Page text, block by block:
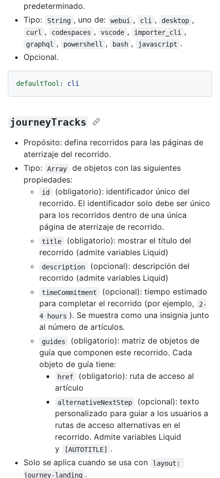
predeterminado.
Tipo:
String , uno de: webui , cli , desktop ,
curl , codespaces , vscode , importer_cli ,
graphql , powershell , bash , javascript .
Opcional.
defaultTool: cli
journeyTracks
Propósito: defina recorridos para las páginas de
aterrizaje del recorrido.
Tipo:
Array
de objetos con las siguientes
propiedades:
id
(obligatorio): identificador único del
recorrido. El identificador solo debe ser único
para los recorridos dentro de una única
página de aterrizaje de recorrido.
title
(obligatorio): mostrar el título del
recorrido (admite variables Liquid)
description
(opcional): descripción del
recorrido (admite variables Liquid)
timeCommitment
(opcional): tiempo estimado
para completar el recorrido (por ejemplo,
2-
4 hours ). Se muestra como una insignia junto
al número de artículos.
guides
(obligatorio): matriz de objetos de
guía que componen este recorrido. Cada
objeto de guía tiene:
href
(obligatorio): ruta de acceso al
artículo
alternativeNextStep
(opcional): texto
personalizado para guiar a los usuarios a
rutas de acceso alternativas en el
recorrido. Admite variables Liquid
y
[AUTOTITLE] .
Solo se aplica cuando se usa con
layout:
journey-landing .